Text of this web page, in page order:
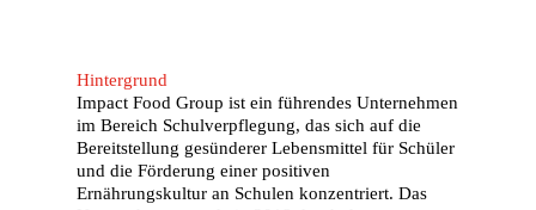
Hintergrund
Impact Food Group ist ein führendes Unternehmen
im Bereich Schulverpflegung, das sich auf die
Bereitstellung gesünderer Lebensmittel für Schüler
und die Förderung einer positiven
Ernährungskultur an Schulen konzentriert. Das